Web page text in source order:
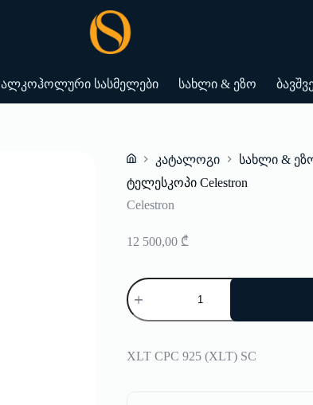
ალკოჰოლური სასმელები სახლი & ეზო
Home
კატალოგი სახლი &
ტელესკოპი Celestron
Celestron
12 500,00 ₾
რაოდენობა:
ტელესკოპი
Celestron
XLT CPC 925 (XLT) SC